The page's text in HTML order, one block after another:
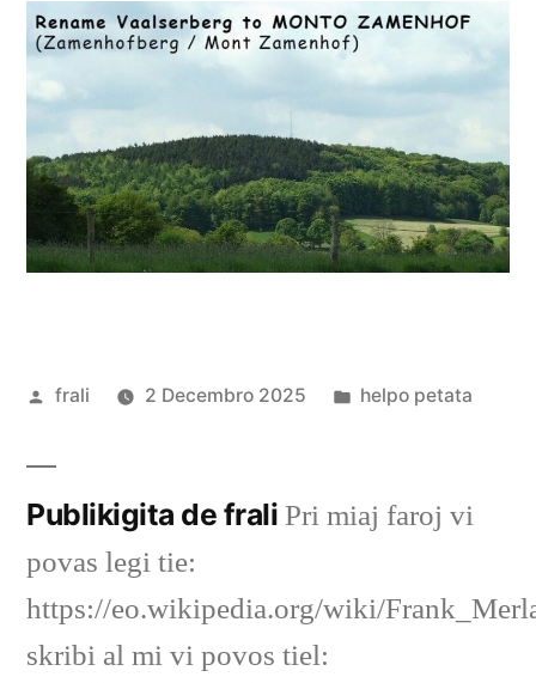
Afiŝita
frali 2 Decembro 2025
Afiŝita
helpo petata
Publikigita de frali Pri miaj faroj vi
povas legi tie:
https://eo.wikipedia.org/wiki/
skribi al mi vi povos tiel: